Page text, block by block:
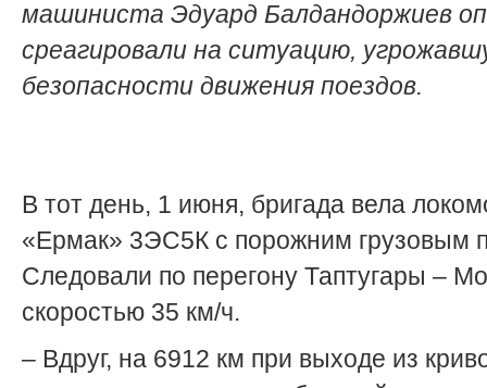
машиниста Эдуард Балдандоржиев
среагировали на ситуацию,
безопасности движения поездов.
В тот день, 1 июня, бригада вела
«Ермак» 3ЭС5К с порожним грузовым
Следовали по перегону Таптугары –
скоростью 35 км/ч.
– Вдруг, на 6912 км при выходе из